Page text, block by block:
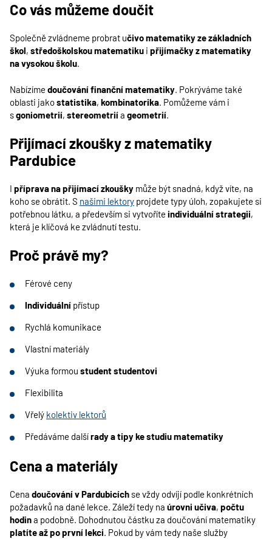
Co vás můžeme doučit
Společně zvládneme probrat učivo matematiky ze základních
škol, středoškolskou matematiku i přijímačky z matematiky
na vysokou školu.
Nabízíme doučování finanční matematiky. Pokrýváme také
oblasti jakostatistika, kombinatorika. Pomůžeme vám i
sgoniometrií, stereometriía geometrií.
Přijímací zkoušky z matematiky
Pardubice
I příprava na přijímací zkoušky může být snadná, když víte, na
koho se obrátit. S našimi lektory projdete typy úloh, zopakujete si
potřebnou látku, a především si vytvoříte individuální strategii,
která je klíčová ke zvládnutí testu.
Proč právě my?
Férové ceny
Individuální přístup
Rychlá komunikace
Vlastní materiály
Výuka formou student studentovi
Flexibilita
Vřelý kolektiv lektorů
Předáváme dalšírady a tipy ke studiu matematiky
Cena a materiály
Cena doučování v Pardubicích se vždy odvíjí podle konkrétních
požadavků na dané lekce. Záleží tedy na úrovni učiva, počtu
hodina podobně. Dohodnutou částku za doučování matematiky
platíte až po první lekci. Pokud by vám tedy naše služby